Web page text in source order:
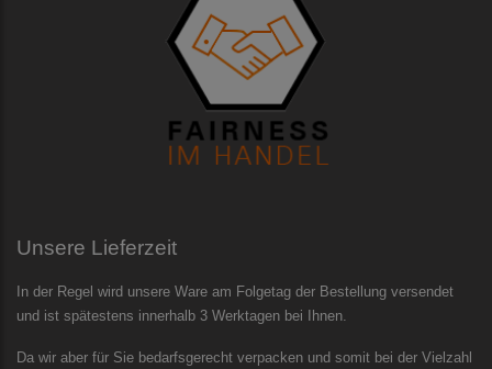
Unsere Lieferzeit
In der Regel wird unsere Ware am Folgetag der Bestellung versendet
und ist spätestens innerhalb 3 Werktagen bei Ihnen.
Da wir aber für Sie bedarfsgerecht verpacken und somit bei der Vielzahl